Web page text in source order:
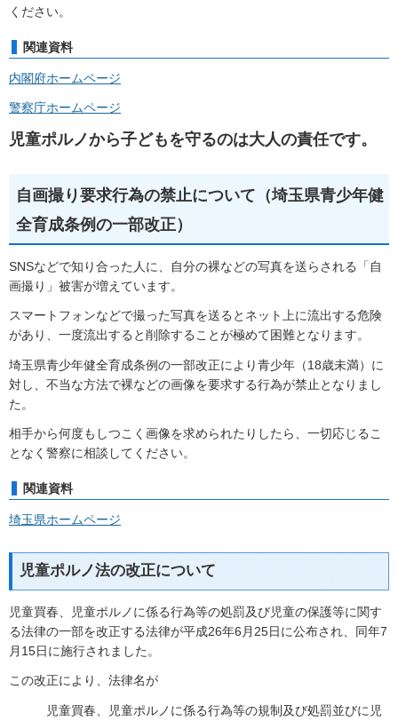
ください。
関連資料
内閣府ホームページ
警察庁ホームページ
児童ポルノから子どもを守るのは大人の責任です。
自画撮り要求行為の禁止について（埼玉県青少年健
全育成条例の一部改正）
SNSなどで知り合った人に、自分の裸などの写真を送らされる「自
画撮り」被害が増えています。
スマートフォンなどで撮った写真を送るとネット上に流出する危険
があり、一度流出すると削除することが極めて困難となります。
埼玉県青少年健全育成条例の一部改正により青少年（18歳未満）に
対し、不当な方法で裸などの画像を要求する行為が禁止となりまし
た。
相手から何度もしつこく画像を求められたりしたら、一切応じるこ
となく警察に相談してください。
関連資料
埼玉県ホームページ
児童ポルノ法の改正について
児童買春、児童ポルノに係る行為等の処罰及び児童の保護等に関す
る法律の一部を改正する法律が平成26年6月25日に公布され、同年7
月15日に施行されました。
この改正により、法律名が
児童買春、児童ポルノに係る行為等の規制及び処罰並びに児